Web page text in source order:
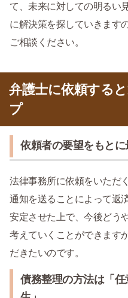
て、未来に対しての明るい
に解決策を探していきます
ご相談ください。
弁護士に依頼する
プ
依頼者の要望をもと
法律事務所に依頼をいただ
通知を送ることによって返
安定させた上で、今後どう
考えていくことができます
だきたいのです。
債務整理の方法は「